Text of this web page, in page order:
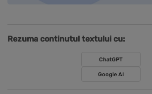
Rezuma continutul textului cu:
ChatGPT
Google AI